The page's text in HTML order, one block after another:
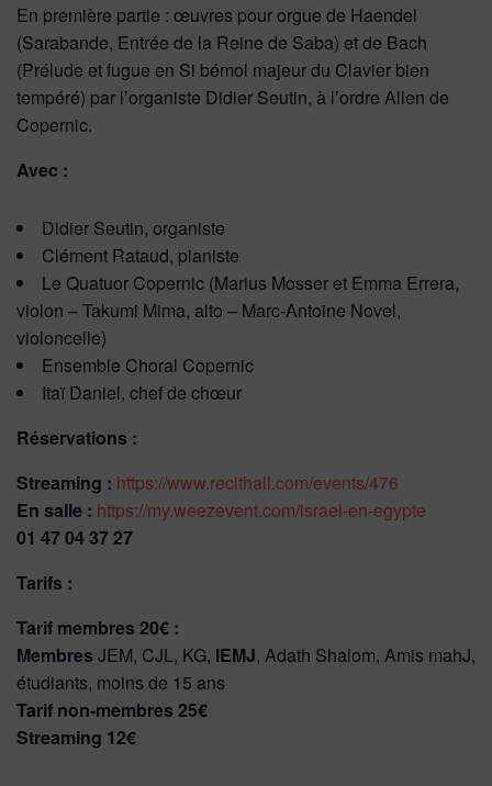
En première partie : œuvres pour orgue de Haendel
(Sarabande, Entrée de la Reine de Saba) et de Bach
(Prélude et fugue en Si bémol majeur du Clavier bien
tempéré) par l’organiste Didier Seutin, à l’ordre Allen de
Copernic.
Avec :
Didier Seutin, organiste
Clément Rataud, pianiste
Le Quatuor Copernic (Marius Mosser et Emma Errera,
violon – Takumi Mima, alto – Marc-Antoine Novel,
violoncelle)
Ensemble Choral Copernic
Itaï Daniel, chef de chœur
Réservations :
Streaming : https://www.recithall.com/events/476
En salle : https://my.weezevent.com/israel-en-egypte
01 47 04 37 27
Tarifs :
Tarif membres 20€ :
Membres JEM, CJL, KG, IEMJ, Adath Shalom, Amis mahJ,
étudiants, moins de 15 ans
Tarif non-membres 25€
Streaming 12€